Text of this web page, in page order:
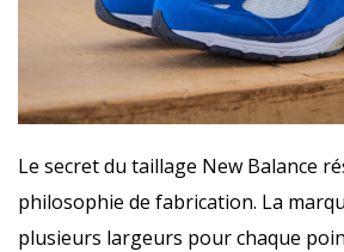
Le secret du taillage New Balance
philosophie de fabrication. La
plusieurs largeurs pour chaque